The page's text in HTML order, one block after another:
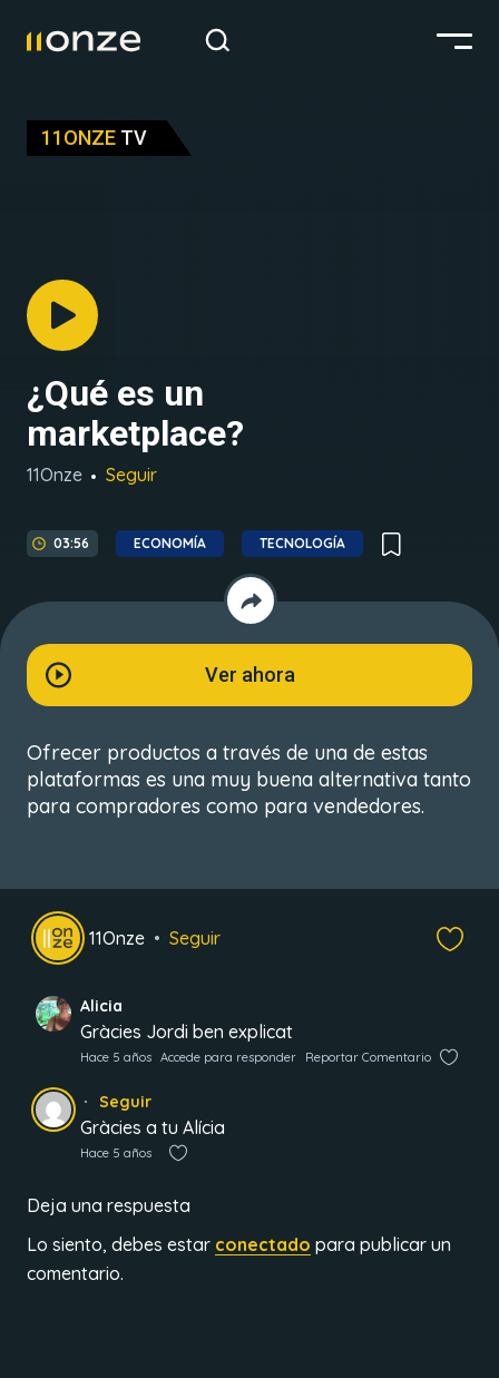
11ONZE TV
¿Qué es un
marketplace?
11Onze Seguir
03:56 ECONOMÍA TECNOLOGÍA
Ver ahora
Ofrecer productos a través de una de estas
plataformas es una muy buena alternativa tanto
para compradores como para vendedores.
11Onze Seguir
Alicia
Gràcies Jordi ben explicat
Hace 5 años Accede para responder Reportar Comentario
Seguir
Gràcies a tu Alícia
Hace 5 años
Deja una respuesta
Lo siento, debes estar conectado para publicar un
comentario.